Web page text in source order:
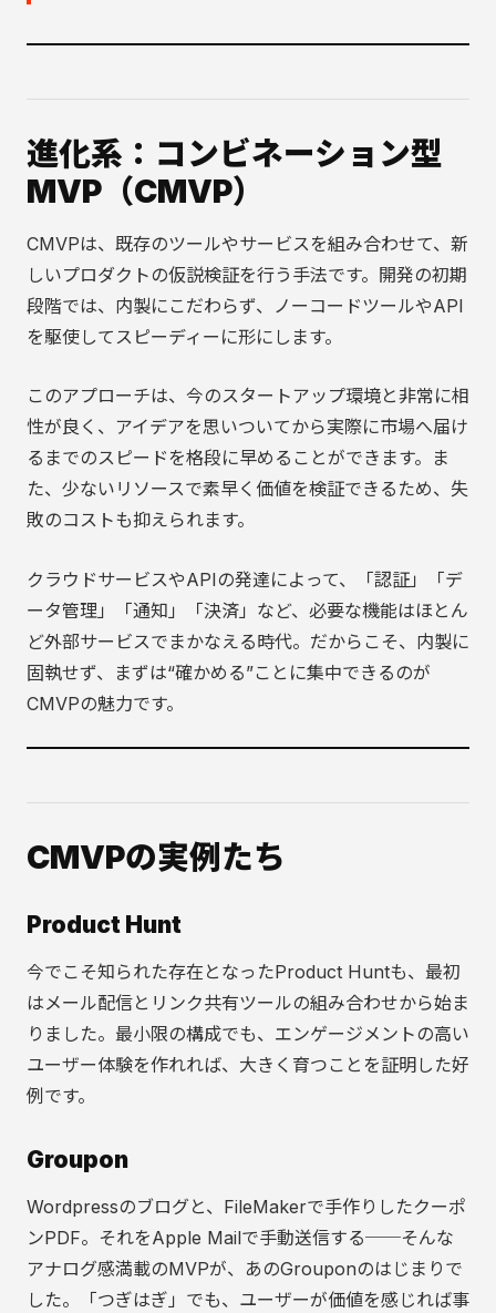
進化系：コンビネーション型
MVP（CMVP）
CMVPは、既存のツールやサービスを組み合わせて、新
しいプロダクトの仮説検証を行う手法です。開発の初期
段階では、内製にこだわらず、ノーコードツールやAPI
を駆使してスピーディーに形にします。
このアプローチは、今のスタートアップ環境と非常に相
性が良く、アイデアを思いついてから実際に市場へ届け
るまでのスピードを格段に早めることができます。ま
た、少ないリソースで素早く価値を検証できるため、失
敗のコストも抑えられます。
クラウドサービスやAPIの発達によって、「認証」「デ
ータ管理」「通知」「決済」など、必要な機能はほとん
ど外部サービスでまかなえる時代。だからこそ、内製に
固執せず、まずは“確かめる”ことに集中できるのが
CMVPの魅力です。
CMVPの実例たち
Product Hunt
今でこそ知られた存在となったProduct Huntも、最初
はメール配信とリンク共有ツールの組み合わせから始ま
りました。最小限の構成でも、エンゲージメントの高い
ユーザー体験を作れれば、大きく育つことを証明した好
例です。
Groupon
Wordpressのブログと、FileMakerで手作りしたクーポ
ンPDF。それをApple Mailで手動送信する──そんな
アナログ感満載のMVPが、あのGrouponのはじまりで
した。「つぎはぎ」でも、ユーザーが価値を感じれば事